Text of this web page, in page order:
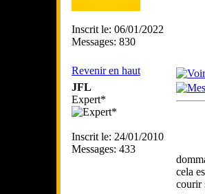
Inscrit le: 06/01/2022
Messages: 830
Revenir en haut
JFL
Expert*
Inscrit le: 24/01/2010
Messages: 433
cela
courir